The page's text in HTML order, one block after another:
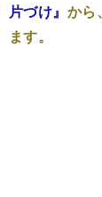
片づけ』 から
ます。